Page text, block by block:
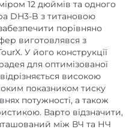
12 дюймів та одного
DH3-B з титановою
порівняно
виготовлявся з
У його конструкції
для оптимізованої
високою
показником тиску
потужності, а також
Варто відзначити,
між ВЧ та НЧ